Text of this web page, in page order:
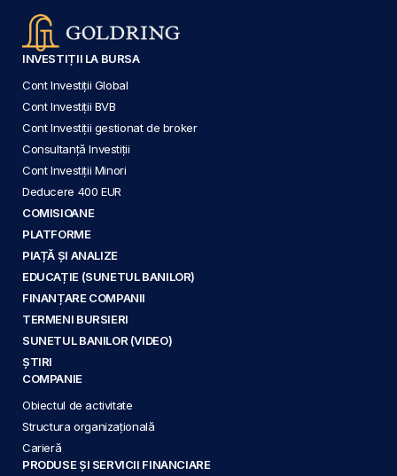
INVESTIȚII LA BURSA
Cont Investiții Global
Cont Investiții BVB
Cont Investiții gestionat de broker
Consultanță Investiții
Cont Investiții Minori
Deducere 400 EUR
COMISIOANE
PLATFORME
PIAȚĂ ȘI ANALIZE
EDUCAȚIE (SUNETUL BANILOR)
FINANȚARE COMPANII
TERMENI BURSIERI
SUNETUL BANILOR (VIDEO)
ȘTIRI
COMPANIE
Obiectul de activitate
Structura organizațională
Carieră
PRODUSE ȘI SERVICII FINANCIARE